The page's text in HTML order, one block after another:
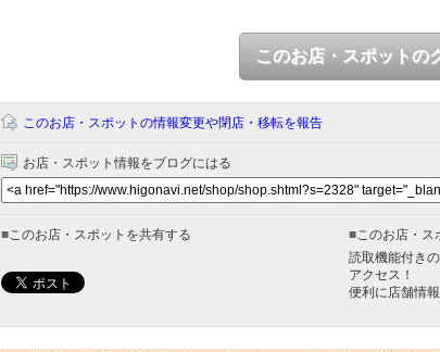
このお店・スポットの
このお店・スポットの情報変更や閉店・移転を報告
お店・スポット情報をブログにはる
■このお店・スポットを共有する ■このお店・ス
読取機能付き
アクセス！
便利に店舗情